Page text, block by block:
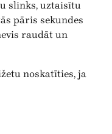
slinks, uztaisītu
pāris sekundes
raudāt un
noskatīties, ja